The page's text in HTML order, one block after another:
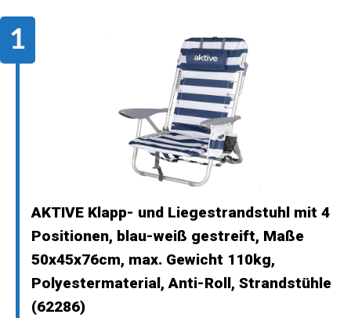
AKTIVE Klapp- und Liegestrandstuhl mit 4
Positionen, blau-weiß gestreift, Maße
50x45x76cm, max. Gewicht 110kg,
Polyestermaterial, Anti-Roll, Strandstühle
(62286)